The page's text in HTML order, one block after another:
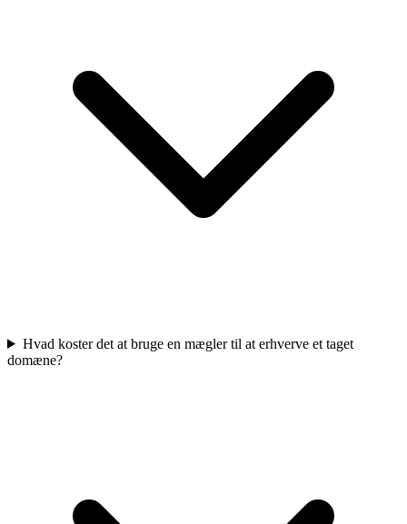
Hvad koster det at bruge en mægler til at erhverve et taget
domæne?